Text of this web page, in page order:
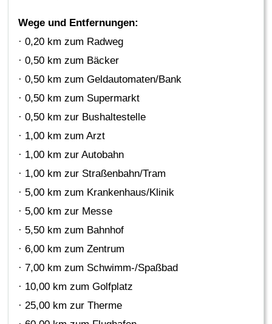
Wege und Entfernungen:
· 0,20 km zum Radweg
· 0,50 km zum Bäcker
· 0,50 km zum Geldautomaten/Bank
· 0,50 km zum Supermarkt
· 0,50 km zur Bushaltestelle
· 1,00 km zum Arzt
· 1,00 km zur Autobahn
· 1,00 km zur Straßenbahn/Tram
· 5,00 km zum Krankenhaus/Klinik
· 5,00 km zur Messe
· 5,50 km zum Bahnhof
· 6,00 km zum Zentrum
· 7,00 km zum Schwimm-/Spaßbad
· 10,00 km zum Golfplatz
· 25,00 km zur Therme